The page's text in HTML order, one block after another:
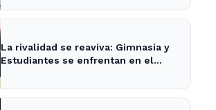
La rivalidad se reaviva: Gimnasia y
Estudiantes se enfrentan en el